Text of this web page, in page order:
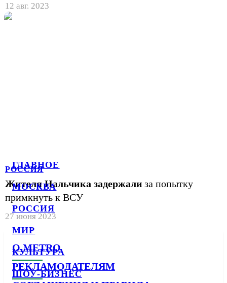
ГЛАВНОЕ
МОСКВА
РОССИЯ
МИР
КУЛЬТУРА
ШОУ-БИЗНЕС
12 авг. 2023
РОССИЯ
Жителя Нальчика задержали за попытку
примкнуть к ВСУ
27 июня 2023
О METRO
РЕКЛАМОДАТЕЛЯМ